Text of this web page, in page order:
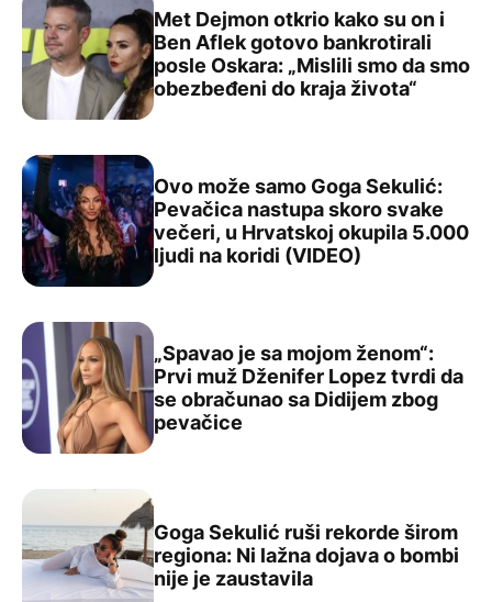
Met Dejmon otkrio kako su on i Ben Aflek gotovo
Met Dejmon otkrio kako su on i
Ben Aflek gotovo bankrotirali
posle Oskara: „Mislili smo da smo
obezbeđeni do kraja života“
Ovo može samo Goga Sekulić: Pevačica nastupa
Ovo može samo Goga Sekulić:
Pevačica nastupa skoro svake
večeri, u Hrvatskoj okupila 5.000
ljudi na koridi (VIDEO)
„Spavao je sa mojom ženom“: Prvi muž Dženifer
„Spavao je sa mojom ženom“:
Prvi muž Dženifer Lopez tvrdi da
se obračunao sa Didijem zbog
pevačice
Goga Sekulić ruši rekorde širom regiona: Ni lažna
Goga Sekulić ruši rekorde širom
regiona: Ni lažna dojava o bombi
nije je zaustavila